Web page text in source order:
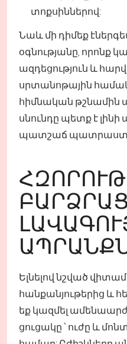
տոքսիններով:
Նաև մի դիմեք
օգնությանը, որոնք
ազդեցություն և
սրտանոթային
հիմնական թշնամին
սնունդը պետք է
պատշաճ
Ելնելով նշված
հանքանյութերից և
եք կազմել
ցուցակը ՝ ուժը և